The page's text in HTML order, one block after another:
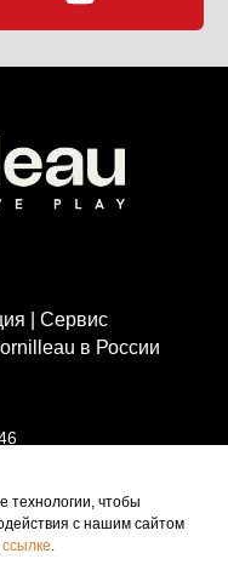
технологии, чтобы
с нашим сайтом
ссылке.
| Сервис
в России